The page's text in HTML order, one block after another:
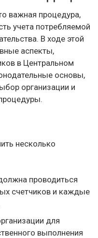
важная процедура,
учета потребляемой
В ходе этой
аспекты,
в Центральном
основы,
организации и
несколько
проводиться
счетчиков и каждые
для
выполнения